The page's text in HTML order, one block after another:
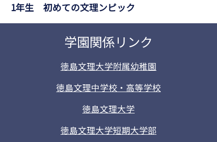
1年生 初めての文理ンピック
学園関係リンク
徳島文理大学附属幼稚園
徳島文理中学校・高等学校
徳島文理大学
徳島文理大学短期大学部